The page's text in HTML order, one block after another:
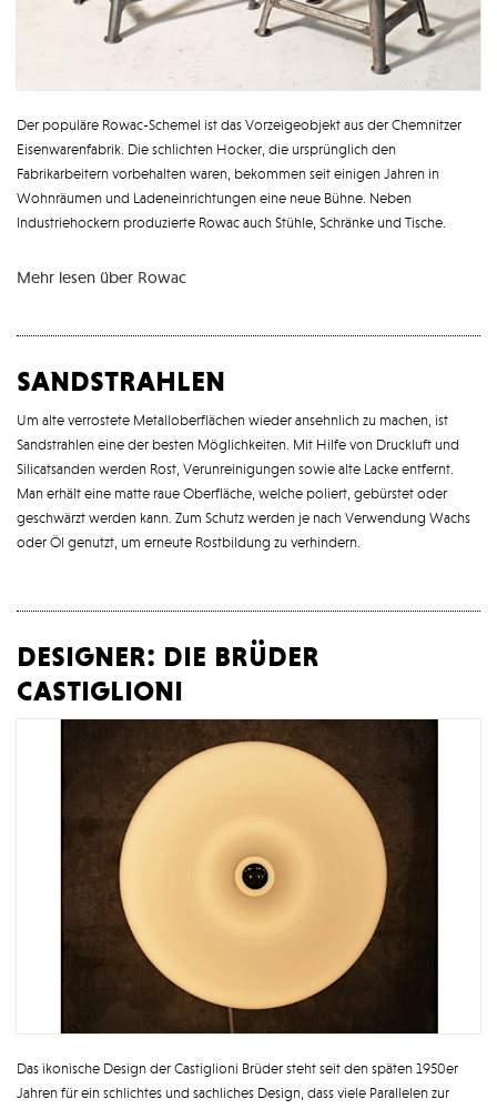
Der populäre Rowac-Schemel ist das Vorzeigeobjekt aus der Chemnitzer
Eisenwarenfabrik. Die schlichten Hocker, die ursprünglich den
Fabrikarbeitern vorbehalten waren, bekommen seit einigen Jahren in
Wohnräumen und Ladeneinrichtungen eine neue Bühne. Neben
Industriehockern produzierte Rowac auch Stühle, Schränke und Tische.
Mehr lesen über Rowac
sandstrahlen
Um alte verrostete Metalloberflächen wieder ansehnlich zu machen, ist
Sandstrahlen eine der besten Möglichkeiten. Mit Hilfe von Druckluft und
Silicatsanden werden Rost, Verunreinigungen sowie alte Lacke entfernt.
Man erhält eine matte raue Oberfläche, welche poliert, gebürstet oder
geschwärzt werden kann. Zum Schutz werden je nach Verwendung Wachs
oder Öl genutzt, um erneute Rostbildung zu verhindern.
designer: die brüder
castiglioni
Das ikonische Design der Castiglioni Brüder steht seit den späten 1950er
Jahren für ein schlichtes und sachliches Design, dass viele Parallelen zur